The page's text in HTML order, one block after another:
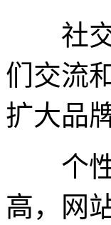
社交
们交流
扩大品
个性
高，网